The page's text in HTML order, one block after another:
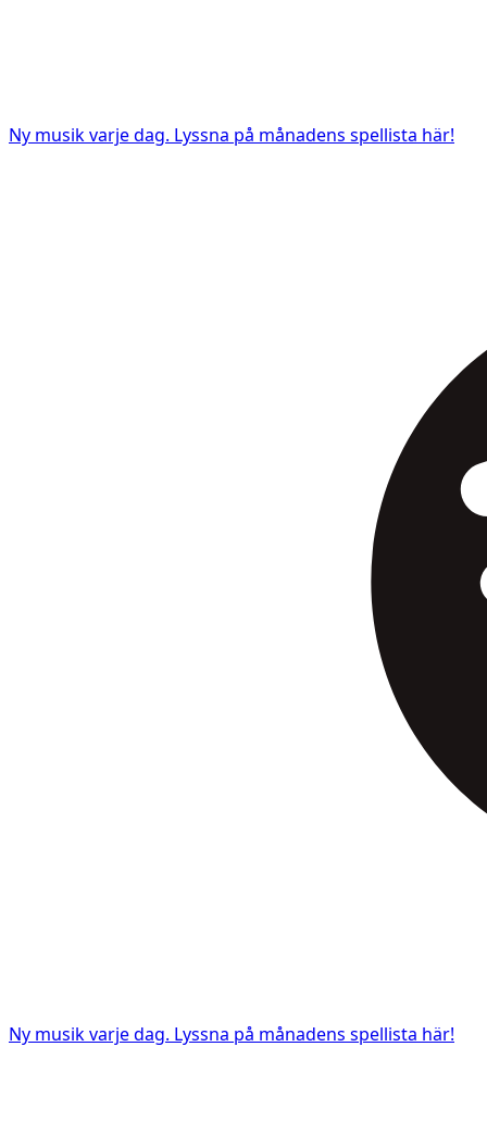
Ny musik varje dag. Lyssna på månadens spellista här!
Ny musik varje dag. Lyssna på månadens spellista här!